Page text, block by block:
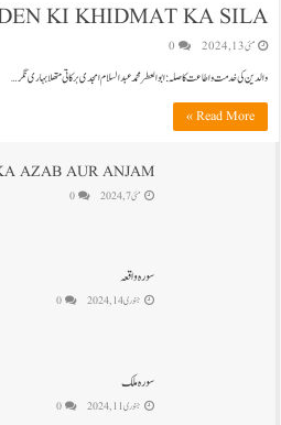
KI KHIDMAT KA SILA
مئی 13, 2024 0
والدین کی خدمت و اطاعت کا صلہ: ابوالعطر محمد عبدالسلام امجدی برکاتی متھلا بہاری نگر …
Read More »
AZAB AUR ANJAM
مئی 7, 2024 0
سورہ واقعہ
جنوری 14, 2024 0
سورہ ملک
جنوری 11, 2024 0